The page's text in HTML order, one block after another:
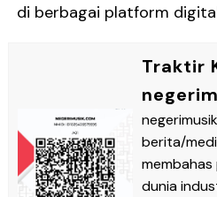
di berbagai platform
Traktir
berita/
dunia